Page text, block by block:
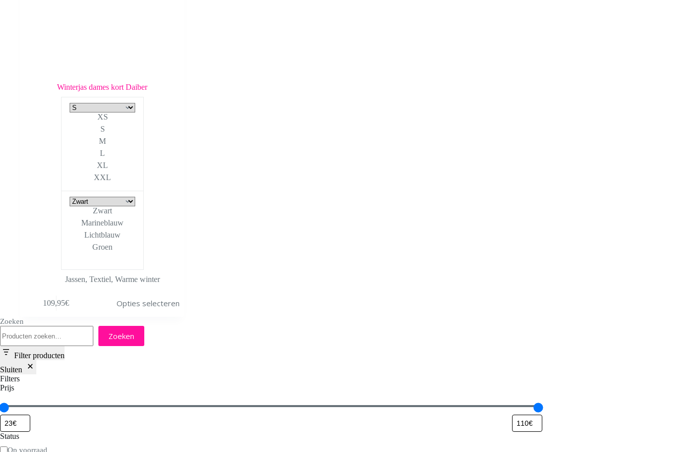
Winterjas dames kort Daiber
XS
S
M
L
XL
XXL
Zwart
Marineblauw
Lichtblauw
Groen
Jassen, Textiel, Warme winter
109,95€ Opties selecteren
meerdere
variaties.
Deze
kan
gekozen
worden
op
productpagina
Zoeken
Zoeken
Filter producten
Sluiten
Filters
Prijs
Status
StatusOp voorraad